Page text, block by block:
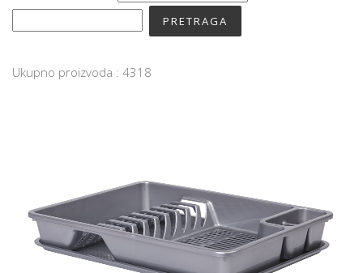
Ukupno proizvoda : 4318